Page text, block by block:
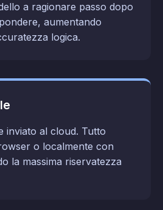
a ragionare passo dopo
aumentando
logica.
inviato al cloud. Tutto
o localmente con
la massima riservatezza